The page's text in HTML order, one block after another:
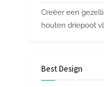
Creëer een
houten driepoot
Best Design